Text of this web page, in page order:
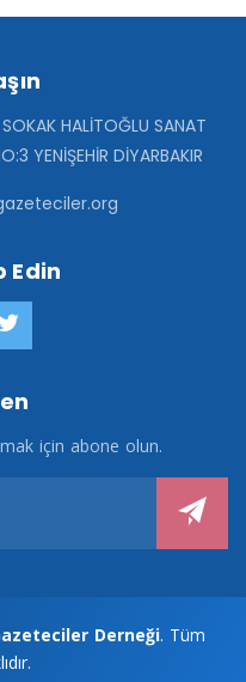
HALİTOĞLU SANAT
YENİŞEHİR DİYARBAKIR
Edin
için abone olun.
Derneği. Tüm